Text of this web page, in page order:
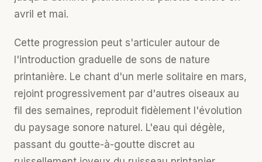
avril et mai.
Cette progression peut s'articuler autour de
l'introduction graduelle de sons de nature
printanière. Le chant d'un merle solitaire en mars,
rejoint progressivement par d'autres oiseaux au
fil des semaines, reproduit fidèlement l'évolution
du paysage sonore naturel. L'eau qui dégèle,
passant du goutte-à-goutte discret au